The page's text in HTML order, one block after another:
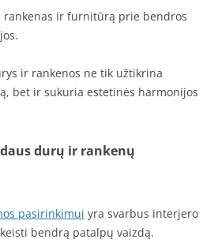
rankenas ir furnitūrą prie bendros
ir rankenos ne tik užtikrina
bet ir sukuria estetinės harmonijos
durų ir rankenų
pasirinkimui yra svarbus interjero
bendrą patalpų vaizdą.